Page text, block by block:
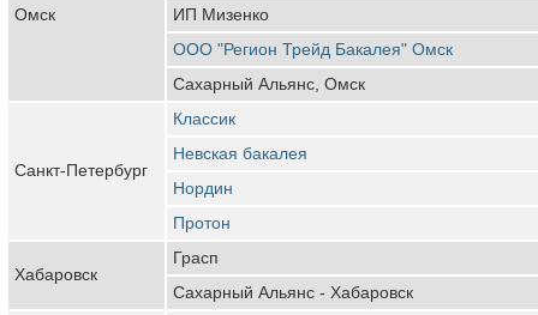
Омск
ИП Мизенко
ООО "Регион Трейд Бакалея" Омск
Сахарный Альянс, Омск
Санкт-Петербург
Классик
Невская бакалея
Нордин
Протон
Хабаровск
Грасп
Сахарный Альянс - Хабаровск